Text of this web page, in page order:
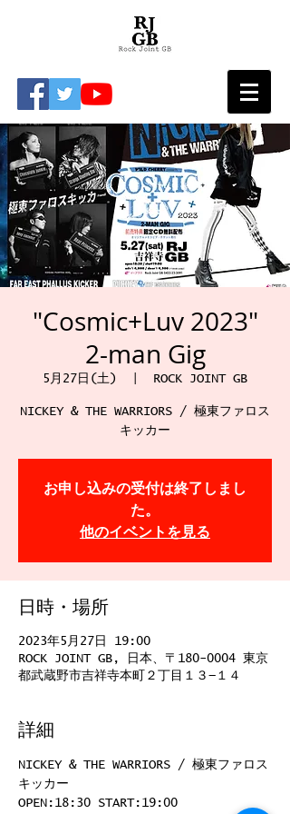
"Cosmic+Luv 2023"
2-man Gig
5月27日(土) ROCK JOINT GB
NICKEY & THE WARRIORS / 極東ファロス
キッカー
お申し込みの受付は終了しまし
た。
他のイベントを見る
日時・場所
2023年5月27日 19:00
ROCK JOINT GB, 日本、〒180-0004 東京
都武蔵野市吉祥寺本町２丁目１３−１４
詳細
NICKEY & THE WARRIORS / 極東ファロス
キッカー
OPEN:18:30 START:19:00